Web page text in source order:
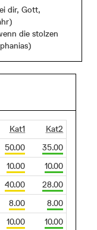
dir, Gott,
die stolzen
Kat1
Kat2
50.00
35.00
10.00
10.00
40.00
28.00
8.00
8.00
10.00 10.00